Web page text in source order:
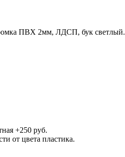
ПВХ 2мм, ЛДСП, бук светлый.
+250 руб.
от цвета пластика.